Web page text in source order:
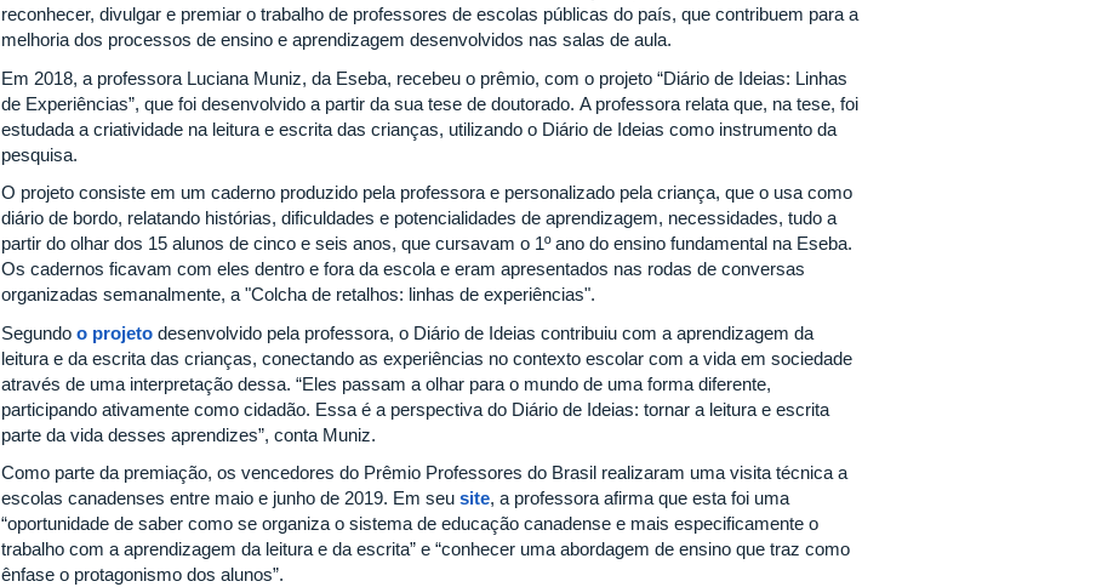
reconhecer, divulgar e premiar o trabalho de professores de escolas públicas do país, que contribuem para a
melhoria dos processos de ensino e aprendizagem desenvolvidos nas salas de aula.
Em 2018, a professora Luciana Muniz, da Eseba, recebeu o prêmio, com o projeto “Diário de Ideias: Linhas
de Experiências”, que foi desenvolvido a partir da sua tese de doutorado. A professora relata que, na tese, foi
estudada a criatividade na leitura e escrita das crianças, utilizando o Diário de Ideias como instrumento da
pesquisa.
O projeto consiste em um caderno produzido pela professora e personalizado pela criança, que o usa como
diário de bordo, relatando histórias, dificuldades e potencialidades de aprendizagem, necessidades, tudo a
partir do olhar dos 15 alunos de cinco e seis anos, que cursavam o 1º ano do ensino fundamental na Eseba.
Os cadernos ficavam com eles dentro e fora da escola e eram apresentados nas rodas de conversas
organizadas semanalmente, a "Colcha de retalhos: linhas de experiências".
Segundo o projeto desenvolvido pela professora, o Diário de Ideias contribuiu com a aprendizagem da
leitura e da escrita das crianças, conectando as experiências no contexto escolar com a vida em sociedade
através de uma interpretação dessa. “Eles passam a olhar para o mundo de uma forma diferente,
participando ativamente como cidadão. Essa é a perspectiva do Diário de Ideias: tornar a leitura e escrita
parte da vida desses aprendizes”, conta Muniz.
Como parte da premiação, os vencedores do Prêmio Professores do Brasil realizaram uma visita técnica a
escolas canadenses entre maio e junho de 2019. Em seu site, a professora afirma que esta foi uma
“oportunidade de saber como se organiza o sistema de educação canadense e mais especificamente o
trabalho com a aprendizagem da leitura e da escrita” e “conhecer uma abordagem de ensino que traz como
ênfase o protagonismo dos alunos”.